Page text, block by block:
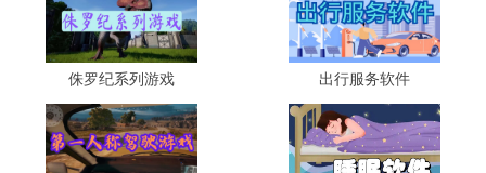
侏罗纪系列游戏 出行服务软件